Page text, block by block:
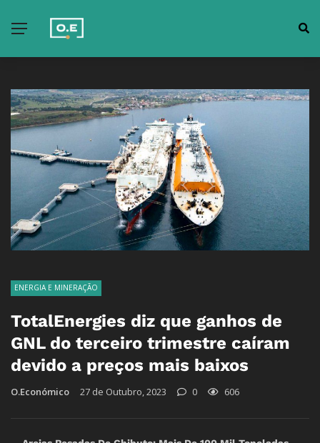
ENERGIA E MINERAÇÃO
TotalEnergies diz que ganhos de
GNL do terceiro trimestre caíram
devido a preços mais baixos
O.Económico 27 de Outubro, 2023 0 606